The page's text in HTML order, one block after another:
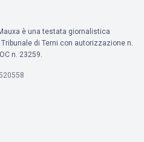
è una testata giornalistica
di Terni con autorizzazione n.
n. 23259.